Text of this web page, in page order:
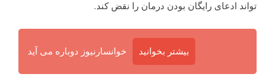
تواند ادعای رایگان بودن درمان را نقض کند.
بیشتر بخوانید خوانسارنیوز دوباره می آید